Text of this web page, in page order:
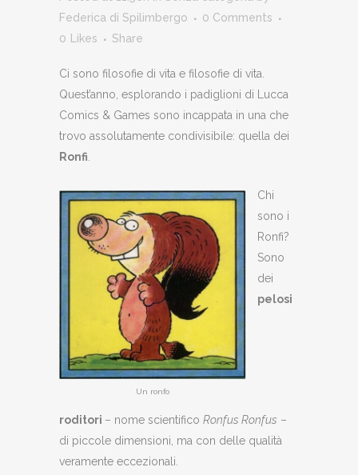
Federica di Spilimbergo
0 Comments
0
Likes Share
Ci sono filosofie di vita e filosofie di vita.
Quest’anno, esplorando i padiglioni di Lucca
Comics & Games sono incappata in una che
trovo assolutamente condivisibile: quella dei
Ronfi
Un ronfo
Chi
sono i
Ronfi?
Sono
dei
pelosi
roditori – nome scientifico Ronfus Ronfus –
di piccole dimensioni, ma con delle qualità
veramente eccezionali.